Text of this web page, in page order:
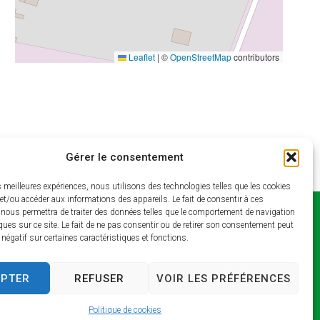
Gérer le consentement
meilleures expériences, nous utilisons des technologies telles que les cookies
ou accéder aux informations des appareils. Le fait de consentir à ces
permettra de traiter des données telles que le comportement de navigation
sur ce site. Le fait de ne pas consentir ou de retirer son consentement peut
négatif sur certaines caractéristiques et fonctions.
REFUSER VOIR LES PRÉFÉRENCES
Politique de cookies
Leaflet | ©OpenStreetMapcontributors
Horaires
Lundi et jeudi : 9h –
Mardi : 9h – 13h / 14h –